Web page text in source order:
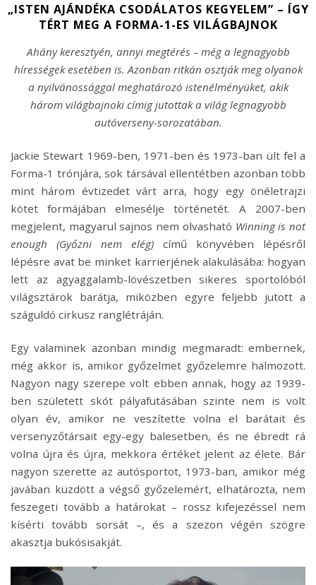
„ISTEN AJÁNDÉKA CSODÁLATOS KEGYELEM” – ÍGY
TÉRT MEG A FORMA-1-ES VILÁGBAJNOK
Ahány keresztyén, annyi megtérés – még a legnagyobb
hírességek esetében is. Azonban ritkán osztják meg olyanok
a nyilvánossággal meghatározó istenélményüket, akik
három világbajnoki címig jutottak a világ legnagyobb
autóverseny-sorozatában.
Jackie Stewart 1969-ben, 1971-ben és 1973-ban ült fel a
Forma-1 trónjára, sok társával ellentétben azonban több
mint három évtizedet várt arra, hogy egy önéletrajzi
kötet formájában elmesélje történetét. A 2007-ben
megjelent, magyarul sajnos nem olvasható Winning is not
enough (Győzni nem elég) című könyvében lépésről
lépésre avat be minket karrierjének alakulásába: hogyan
lett az agyaggalamb-lövészetben sikeres sportolóból
világsztárok barátja, miközben egyre feljebb jutott a
száguldó cirkusz ranglétráján.
Egy valaminek azonban mindig megmaradt: embernek,
még akkor is, amikor győzelmet győzelemre halmozott.
Nagyon nagy szerepe volt ebben annak, hogy az 1939-
ben született skót pályafutásában szinte nem is volt
olyan év, amikor ne veszítette volna el barátait és
versenyzőtársait egy-egy balesetben, és ne ébredt rá
volna újra és újra, mekkora értéket jelent az élete. Bár
nagyon szerette az autósportot, 1973-ban, amikor még
javában küzdött a végső győzelemért, elhatározta, nem
feszegeti tovább a határokat – rossz kifejezéssel nem
kísérti tovább sorsát –, és a szezon végén szögre
akasztja bukósisakját.